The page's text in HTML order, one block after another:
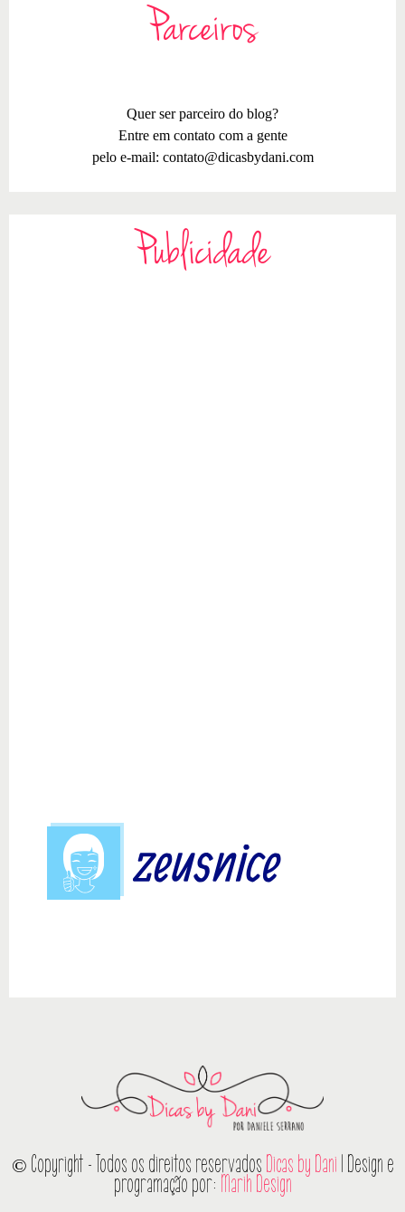
Parceiros
Quer ser parceiro do blog?
Entre em contato com a gente
pelo e-mail: contato@dicasbydani.com
Publicidade
© Copyright - Todos os direitos reservados Dicas by Dani | Design e
programação por: Marih Design